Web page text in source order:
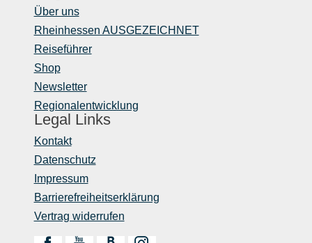
Über uns
Rheinhessen AUSGEZEICHNET
Reiseführer
Shop
Newsletter
Regionalentwicklung
Legal Links
Kontakt
Datenschutz
Impressum
Barrierefreiheitserklärung
Vertrag widerrufen